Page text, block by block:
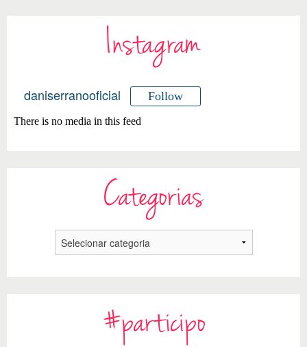
Instagram
daniserranooficial Follow
There is no media in this feed
Categorias
#participo